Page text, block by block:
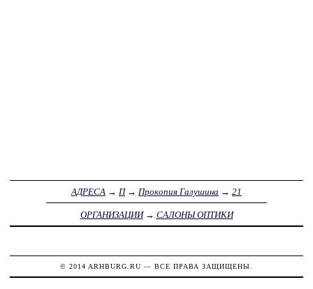
АДРЕСА → П→ Прокопия Галушина → 21
ОРГАНИЗАЦИИ→ САЛОНЫ ОПТИКИ
© 2014 ARHBURG.RU — ВСЕ ПРАВА ЗАЩИЩЕНЫ.